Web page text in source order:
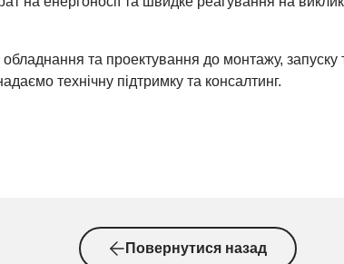
та проектування до монтажу, запуску
технічну підтримку та консалтинг.
Повернутися назад